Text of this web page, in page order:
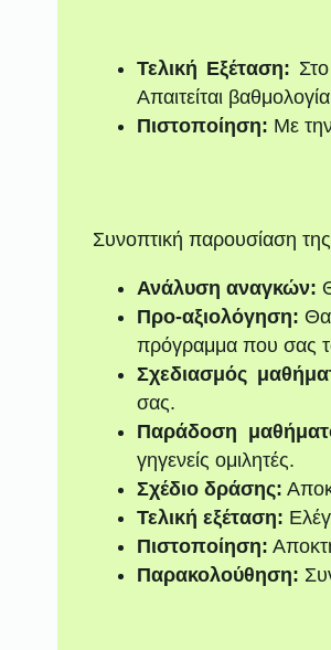
Τελική Εξέταση:
Απαιτείται
Πιστοποίηση: Με
Συνοπτική παρουσίαση
Ανάλυση αναγκών:
Προ-αξιολόγηση: Θα
πρόγραμμα που σας
Σχεδιασμός
σας.
Παράδοση
γηγενείς ομιλητές.
Σχέδιο δράσης:
Τελική εξέταση:
Πιστοποίηση:
Παρακολούθηση: